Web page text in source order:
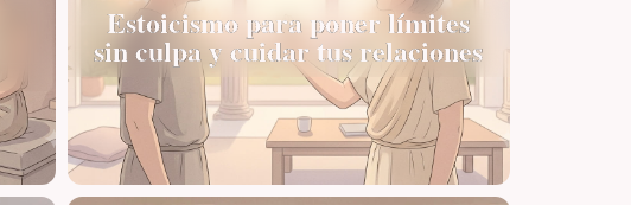
Estoicismo para poner límites
sin culpa y cuidar tus relaciones